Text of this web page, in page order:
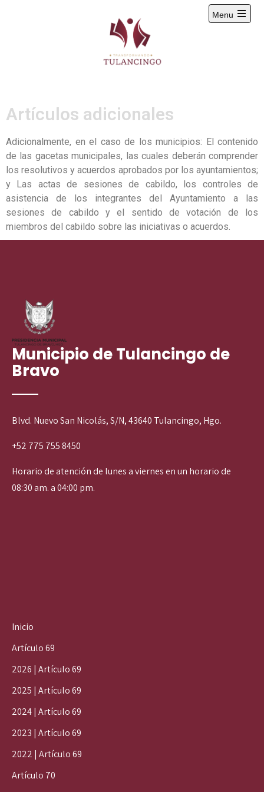
Menu
Artículos adicionales
Adicionalmente, en el caso de los municipios: El contenido
de las gacetas municipales, las cuales deberán comprender
los resolutivos y acuerdos aprobados por los ayuntamientos;
y Las actas de sesiones de cabildo, los controles de
asistencia de los integrantes del Ayuntamiento a las
sesiones de cabildo y el sentido de votación de los
miembros del cabildo sobre las iniciativas o acuerdos.
Municipio de Tulancingo de
Bravo
Blvd. Nuevo San Nicolás, S/N, 43640 Tulancingo, Hgo.
+52 775 755 8450
Horario de atención de lunes a viernes en un horario de
08:30 am. a 04:00 pm.
Inicio
Artículo 69
2026 | Artículo 69
2025 | Artículo 69
2024 | Artículo 69
2023 | Artículo 69
2022 | Artículo 69
Artículo 70